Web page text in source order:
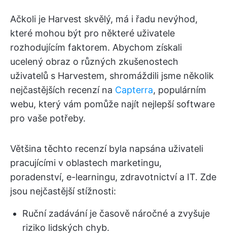
Ačkoli je Harvest skvělý, má i řadu nevýhod,
které mohou být pro některé uživatele
rozhodujícím faktorem. Abychom získali
ucelený obraz o různých zkušenostech
uživatelů s Harvestem, shromáždili jsme několik
nejčastějších recenzí na Capterra, populárním
webu, který vám pomůže najít nejlepší software
pro vaše potřeby.
Většina těchto recenzí byla napsána uživateli
pracujícími v oblastech marketingu,
poradenství, e-learningu, zdravotnictví a IT. Zde
jsou nejčastější stížnosti:
Ruční zadávání je časově náročné a zvyšuje
riziko lidských chyb.